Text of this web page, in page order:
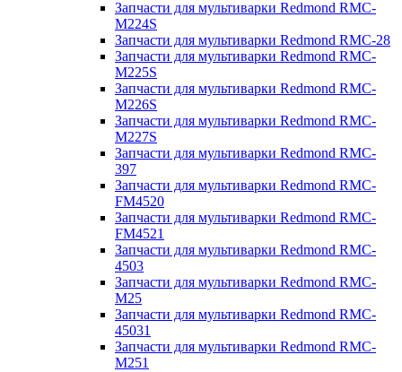
Запчасти для мультиварки Redmond RMC-
M224S
Запчасти для мультиварки Redmond RMC-28
Запчасти для мультиварки Redmond RMC-
M225S
Запчасти для мультиварки Redmond RMC-
M226S
Запчасти для мультиварки Redmond RMC-
M227S
Запчасти для мультиварки Redmond RMC-
397
Запчасти для мультиварки Redmond RMC-
FM4520
Запчасти для мультиварки Redmond RMC-
FM4521
Запчасти для мультиварки Redmond RMC-
4503
Запчасти для мультиварки Redmond RMC-
M25
Запчасти для мультиварки Redmond RMC-
45031
Запчасти для мультиварки Redmond RMC-
M251